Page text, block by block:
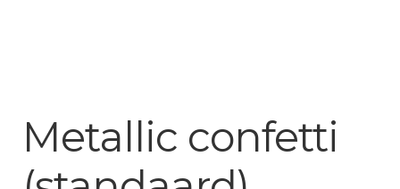
Metallic confetti